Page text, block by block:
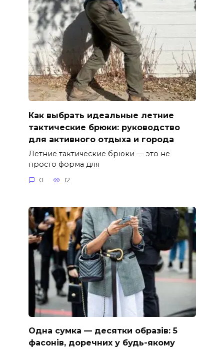
Как выбрать идеальные летние
тактические брюки: руководство
для активного отдыха и города
Летние тактические брюки — это не
просто форма для
0 12
Одна сумка — десятки образів: 5
фасонів, доречних у будь-якому